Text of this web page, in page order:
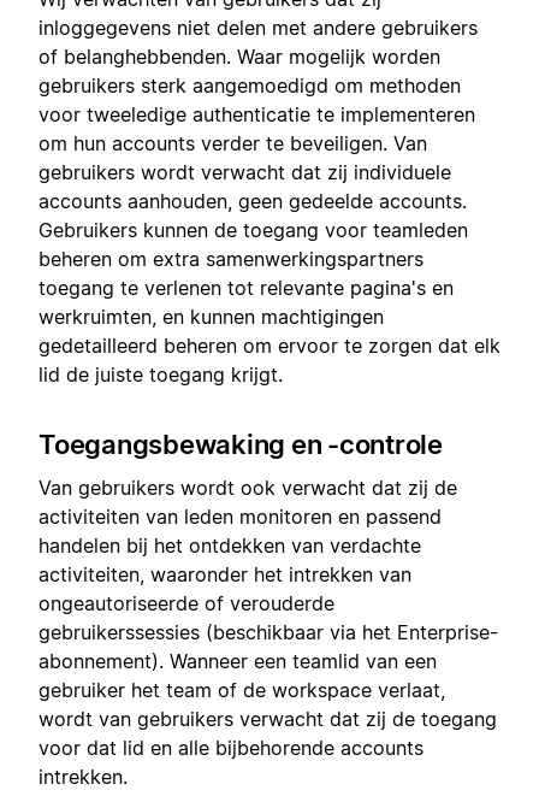
inloggegevens niet delen met andere gebruikers
of belanghebbenden. Waar mogelijk worden
gebruikers sterk aangemoedigd om methoden
voor tweeledige authenticatie te implementeren
om hun accounts verder te beveiligen. Van
gebruikers wordt verwacht dat zij individuele
accounts aanhouden, geen gedeelde accounts.
Gebruikers kunnen de toegang voor teamleden
beheren om extra samenwerkingspartners
toegang te verlenen tot relevante pagina's en
werkruimten, en kunnen machtigingen
gedetailleerd beheren om ervoor te zorgen dat elk
lid de juiste toegang krijgt.
Toegangsbewaking en -controle
Van gebruikers wordt ook verwacht dat zij de
activiteiten van leden monitoren en passend
handelen bij het ontdekken van verdachte
activiteiten, waaronder het intrekken van
ongeautoriseerde of verouderde
gebruikerssessies (beschikbaar via het Enterprise-
abonnement). Wanneer een teamlid van een
gebruiker het team of de workspace verlaat,
wordt van gebruikers verwacht dat zij de toegang
voor dat lid en alle bijbehorende accounts
intrekken.